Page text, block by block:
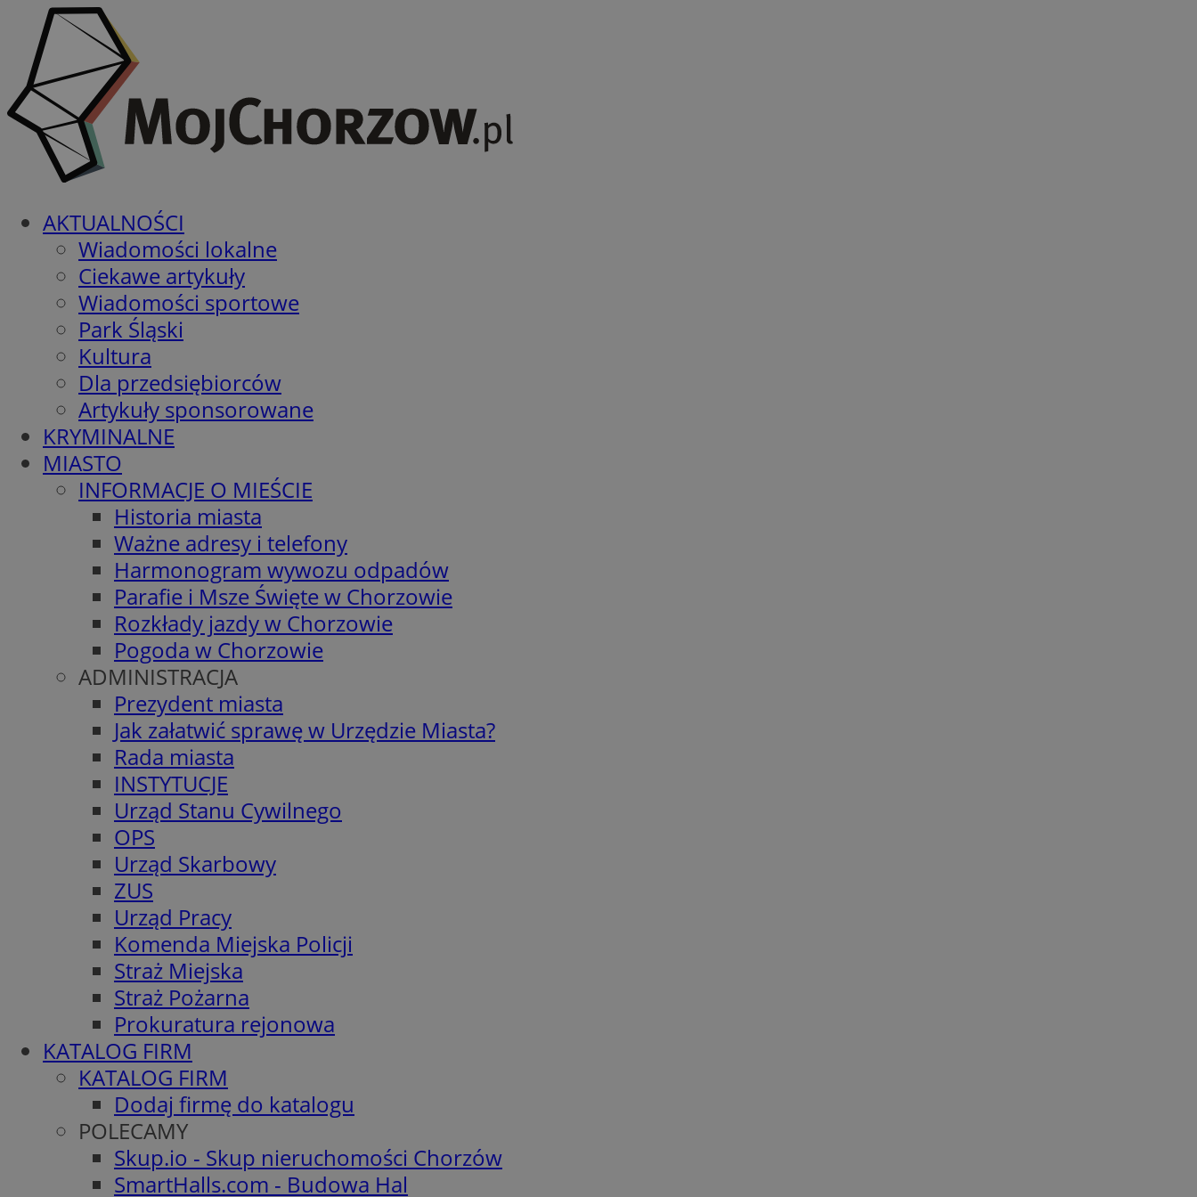
AKTUALNOŚCI
Wiadomości lokalne
Ciekawe artykuły
Wiadomości sportowe
Park Śląski
Kultura
Dla przedsiębiorców
Artykuły sponsorowane
KRYMINALNE
MIASTO
INFORMACJE O MIEŚCIE
Historia miasta
Ważne adresy i telefony
Harmonogram wywozu odpadów
Parafie i Msze Święte w Chorzowie
Rozkłady jazdy w Chorzowie
Pogoda w Chorzowie
ADMINISTRACJA
Prezydent miasta
Jak załatwić sprawę w Urzędzie Miasta?
Rada miasta
INSTYTUCJE
Urząd Stanu Cywilnego
OPS
Urząd Skarbowy
ZUS
Urząd Pracy
Komenda Miejska Policji
Straż Miejska
Straż Pożarna
Prokuratura rejonowa
KATALOG FIRM
KATALOG FIRM
Dodaj firmę do katalogu
POLECAMY
Skup.io - Skup nieruchomości Chorzów
SmartHalls.com - Budowa Hal